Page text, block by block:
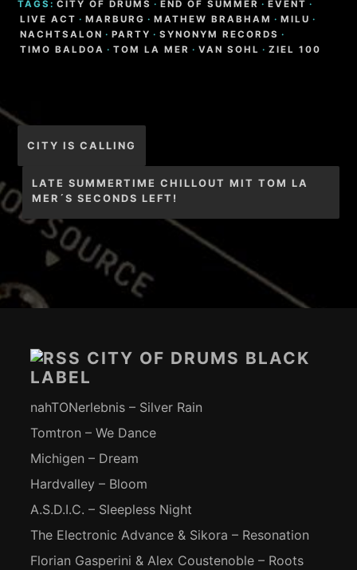
TAGS: CITY OF DRUMS · END OF SUMMER · EVENT ·
LIVE ACT · MARBURG · MATHEW BRABHAM · MILU ·
NACHTSALON · PARTY · SYNONYM RECORDS ·
TIMO BALDOA · TOM LA MER · VAN SOHL · ZIEL 100
Beitragsnavigation
CITY IS CALLING
LATE SUMMERTIME CHILLOUT MIT TOM LA
MER´S SECONDS LEFT!
CITY OF DRUMS BLACK
LABEL
nahTONerlebnis – Silver Rain
Tomtron – We Dance
Michigen – Dream
Hardvalley – Bloom
A.S.D.I.C. – Sleepless Night
The Electronic Advance & Sikora – Resonation
Florian Gasperini & Alex Coustenoble – Roots